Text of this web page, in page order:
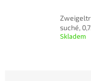
suché,
Skladem